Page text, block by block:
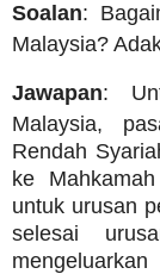
Soalan:
Malaysia?
Jawapan:
Malaysia,
Rendah
ke
untuk urusan
selesai